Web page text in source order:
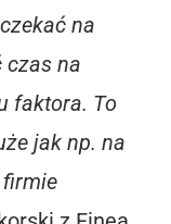
na
czas na
faktora. To
jak np. na
firmie